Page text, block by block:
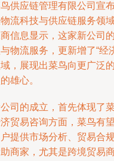
供应链管理有限公司宣
流科技与供应链服务领
信息显示，这家新公司
物流服务，更新增了“经
，展现出菜鸟向更广泛
雄心。
司的成立，首先体现了
贸易咨询方面，菜鸟有
提供市场分析、贸易合
商家，尤其是跨境贸易